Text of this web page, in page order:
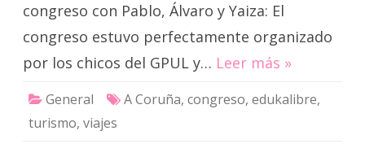
congreso con Pablo, Álvaro y Yaiza: El
congreso estuvo perfectamente organizado
por los chicos del GPUL y… Leer más »
General A Coruña, congreso, edukalibre,
turismo, viajes